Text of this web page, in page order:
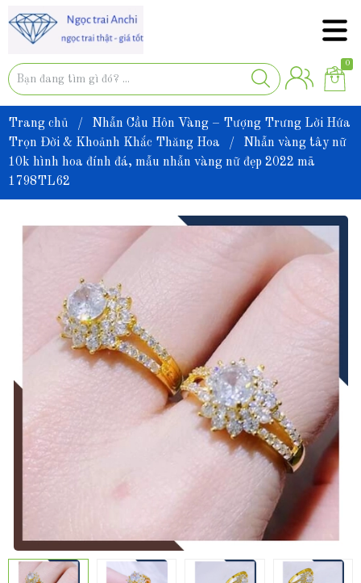
0
Trang chủ /
Nhẫn Cầu Hôn Vàng – Tượng Trưng Lời Hứa
Trọn Đời & Khoảnh Khắc Thăng Hoa
/
Nhẫn vàng tây nữ
10k hình hoa đính đá, mẫu nhẫn vàng nữ đẹp 2022 mã
1798TL62